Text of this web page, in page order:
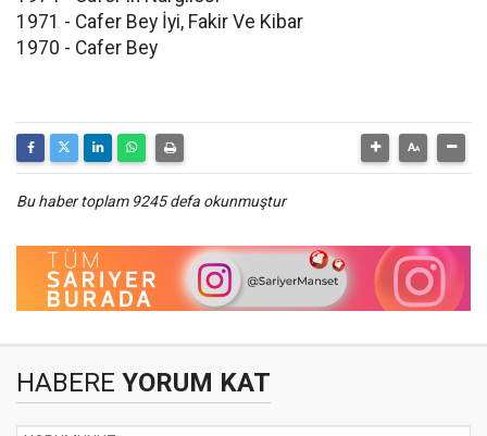
1971 - Cafer Bey İyi, Fakir Ve Kibar
1970 - Cafer Bey
Bu haber toplam 9245 defa okunmuştur
HABERE YORUM KAT